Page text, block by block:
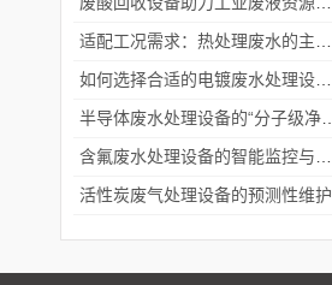
活性炭废气处理设备的预测性维护